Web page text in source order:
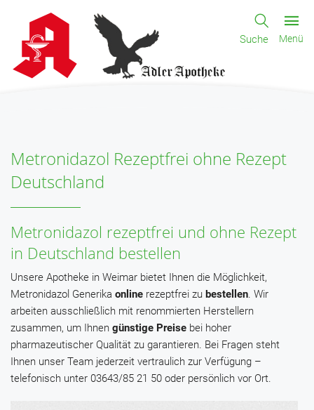
Suche Menü
Metronidazol Rezeptfrei ohne Rezept
Deutschland
Metronidazol rezeptfrei und ohne Rezept
in Deutschland bestellen
Unsere Apotheke in Weimar bietet Ihnen die Möglichkeit,
Metronidazol Generika online rezeptfrei zu bestellen. Wir
arbeiten ausschließlich mit renommierten Herstellern
zusammen, um Ihnen günstige Preise bei hoher
pharmazeutischer Qualität zu garantieren. Bei Fragen steht
Ihnen unser Team jederzeit vertraulich zur Verfügung –
telefonisch unter 03643/85 21 50 oder persönlich vor Ort.